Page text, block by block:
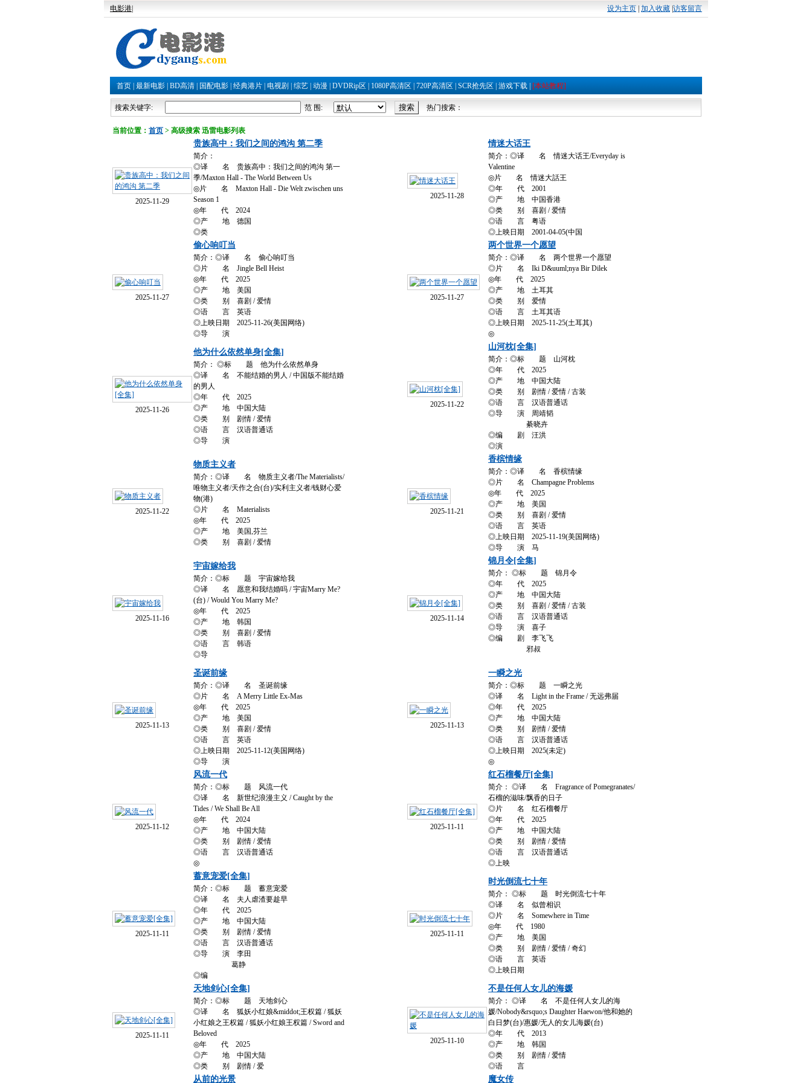
设为主页 加入收藏 访客留言
电影港
首页 最新电影 BD高清 国配电影 经典港片 电视剧 综艺 动漫 DVDRip区 1080P高清区 720P高清区 SCR抢先区 游戏下载 [本站教程]
搜索关键字: 范 围: 热门搜索：
当前位置： 首页 > 高级搜索 迅雷电影列表
2025-11-29
贵族高中：我们之间的鸿沟 第二季
简介：
◎译 名 贵族高中：我们之间的鸿沟 第一
季/Maxton Hall - The World Between Us
◎片 名 Maxton Hall - Die Welt zwischen uns
Season 1
◎年 代 2024
◎产 地 德国
◎类
2025-11-28
情迷大话王
简介：◎译 名 情迷大话王/Everyday is
Valentine
◎片 名 情迷大話王
◎年 代 2001
◎产 地 中国香港
◎类 别 喜剧 / 爱情
◎语 言 粤语
◎上映日期 2001-04-05(中国
2025-11-27
偷心响叮当
简介：◎译 名 偷心响叮当
◎片 名 Jingle Bell Heist
◎年 代 2025
◎产 地 美国
◎类 别 喜剧 / 爱情
◎语 言 英语
◎上映日期 2025-11-26(美国网络)
◎导 演
2025-11-27
两个世界一个愿望
简介：◎译 名 两个世界一个愿望
◎片 名 Iki D&uuml;nya Bir Dilek
◎年 代 2025
◎产 地 土耳其
◎类 别 爱情
◎语 言 土耳其语
◎上映日期 2025-11-25(土耳其)
◎
2025-11-26
他为什么依然单身[全集]
简介： ◎标 题 他为什么依然单身
◎译 名 不能结婚的男人 / 中国版不能结婚
的男人
◎年 代 2025
◎产 地 中国大陆
◎类 别 剧情 / 爱情
◎语 言 汉语普通话
◎导 演
2025-11-22
山河枕[全集]
简介：◎标 题 山河枕
◎年 代 2025
◎产 地 中国大陆
◎类 别 剧情 / 爱情 / 古装
◎语 言 汉语普通话
◎导 演 周靖韬
綦晓卉
◎编 剧 汪洪
◎演
2025-11-22
物质主义者
简介：◎译 名 物质主义者/The Materialists/
唯物主义者/天作之合(台)/实利主义者/钱财心爱
物(港)
◎片 名 Materialists
◎年 代 2025
◎产 地 美国,芬兰
◎类 别 喜剧 / 爱情
2025-11-21
香槟情缘
简介：◎译 名 香槟情缘
◎片 名 Champagne Problems
◎年 代 2025
◎产 地 美国
◎类 别 喜剧 / 爱情
◎语 言 英语
◎上映日期 2025-11-19(美国网络)
◎导 演 马
2025-11-16
宇宙嫁给我
简介：◎标 题 宇宙嫁给我
◎译 名 愿意和我结婚吗 / 宇宙Marry Me?
(台) / Would You Marry Me?
◎年 代 2025
◎产 地 韩国
◎类 别 喜剧 / 爱情
◎语 言 韩语
◎导
2025-11-14
锦月令[全集]
简介： ◎标 题 锦月令
◎年 代 2025
◎产 地 中国大陆
◎类 别 喜剧 / 爱情 / 古装
◎语 言 汉语普通话
◎导 演 喜子
◎编 剧 李飞飞
邪叔
2025-11-13
圣诞前缘
简介：◎译 名 圣诞前缘
◎片 名 A Merry Little Ex-Mas
◎年 代 2025
◎产 地 美国
◎类 别 喜剧 / 爱情
◎语 言 英语
◎上映日期 2025-11-12(美国网络)
◎导 演
2025-11-13
一瞬之光
简介：◎标 题 一瞬之光
◎译 名 Light in the Frame / 无远弗届
◎年 代 2025
◎产 地 中国大陆
◎类 别 剧情 / 爱情
◎语 言 汉语普通话
◎上映日期 2025(未定)
◎
2025-11-12
风流一代
简介：◎标 题 风流一代
◎译 名 新世纪浪漫主义 / Caught by the
Tides / We Shall Be All
◎年 代 2024
◎产 地 中国大陆
◎类 别 剧情 / 爱情
◎语 言 汉语普通话
◎
2025-11-11
红石榴餐厅[全集]
简介： ◎译 名 Fragrance of Pomegranates/
石榴的滋味/飘香的日子
◎片 名 红石榴餐厅
◎年 代 2025
◎产 地 中国大陆
◎类 别 剧情 / 爱情
◎语 言 汉语普通话
◎上映
2025-11-11
蓄意宠爱[全集]
简介：◎标 题 蓄意宠爱
◎译 名 夫人虐渣要趁早
◎年 代 2025
◎产 地 中国大陆
◎类 别 剧情 / 爱情
◎语 言 汉语普通话
◎导 演 李田
葛静
◎编
2025-11-11
时光倒流七十年
简介： ◎标 题 时光倒流七十年
◎译 名 似曾相识
◎片 名 Somewhere in Time
◎年 代 1980
◎产 地 美国
◎类 别 剧情 / 爱情 / 奇幻
◎语 言 英语
◎上映日期
2025-11-11
天地剑心[全集]
简介：◎标 题 天地剑心
◎译 名 狐妖小红娘&middot;王权篇 / 狐妖
小红娘之王权篇 / 狐妖小红娘王权篇 / Sword and
Beloved
◎年 代 2025
◎产 地 中国大陆
◎类 别 剧情 / 爱
2025-11-10
不是任何人女儿的海媛
简介： ◎译 名 不是任何人女儿的海
媛/Nobody&rsquo;s Daughter Haewon/他和她的
白日梦(台)/惠媛/无人的女儿海媛(台)
◎年 代 2013
◎产 地 韩国
◎类 别 剧情 / 爱情
◎语 言
从前的光景 魔女传